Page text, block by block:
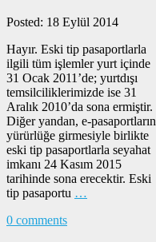
Posted: 18 Eylül 2014
Hayır. Eski tip pasaportlarla
ilgili tüm işlemler yurt içinde
31 Ocak 2011’de; yurtdışı
temsilciliklerimizde ise 31
Aralık 2010’da sona ermiştir.
Diğer yandan, e-pasaportların
yürürlüğe girmesiyle birlikte
eski tip pasaportlarla seyahat
imkanı 24 Kasım 2015
tarihinde sona erecektir. Eski
tip pasaportu …
0 comments